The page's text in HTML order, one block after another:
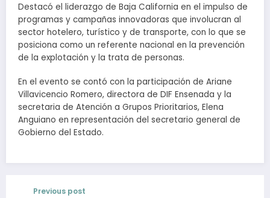
Destacó el liderazgo de Baja California en el impulso de
programas y campañas innovadoras que involucran al
sector hotelero, turístico y de transporte, con lo que se
posiciona como un referente nacional en la prevención
de la explotación y la trata de personas.
En el evento se contó con la participación de Ariane
Villavicencio Romero, directora de DIF Ensenada y la
secretaria de Atención a Grupos Prioritarios, Elena
Anguiano en representación del secretario general de
Gobierno del Estado.
Previous post